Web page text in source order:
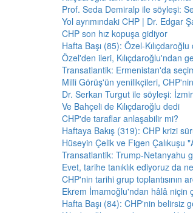
Prof. Seda Demiralp ile söyleşi:
Yol ayrımındaki CHP | Dr. Edgar
CHP son hız kopuşa gidiyor
Hafta Başı (85): Özel-
Özel'den ileri, Kılıçdaroğlu'ndan
Transatlantik: Ermenistan'da
Milli Görüş'ün yenilikçileri,
Dr. Serkan Turgut ile söyleşi:
Ve Bahçeli de Kılıçdaroğlu dedi
CHP'de taraflar anlaşabilir mi?
Haftaya Bakış (319): CHP krizi
Hüseyin Çelik ve Figen Çalıkuşu
Transatlantik: Trump-Netanyahu
Evet, tarihe tanıklık ediyoruz da
CHP'nin tarihi grup toplantısının
Ekrem İmamoğlu'ndan hâlâ niçin
Hafta Başı (84): CHP'nin belirsiz